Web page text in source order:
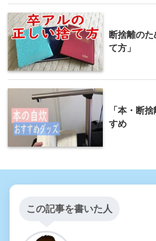
断捨離の
て方」
「本・断
すめ
この記事を書いた人